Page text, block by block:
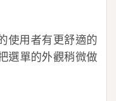
使用者有更舒適的
選單的外觀稍微做